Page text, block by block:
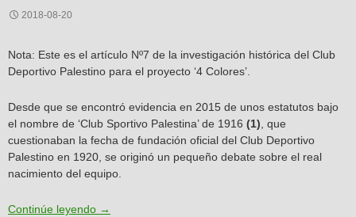
2018-08-20
Nota: Este es el artículo Nº7 de la investigación histórica del Club
Deportivo Palestino para el proyecto ‘4 Colores’.
Desde que se encontró evidencia en 2015 de unos estatutos bajo
el nombre de ‘Club Sportivo Palestina’ de 1916 (1) , que
cuestionaban la fecha de fundación oficial del Club Deportivo
Palestino en 1920, se originó un pequeño debate sobre el real
nacimiento del equipo.
Continúe leyendo Artículo N°7: Debate sobre los orígenes de
→